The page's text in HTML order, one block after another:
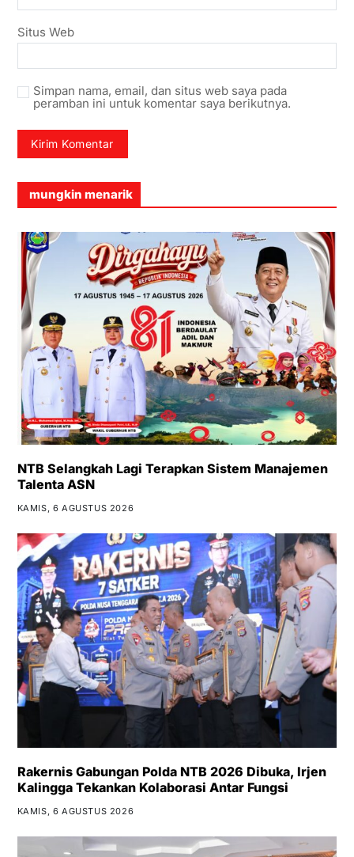
Situs Web
Simpan nama, email, dan situs web saya pada
peramban ini untuk komentar saya berikutnya.
mungkin menarik
NTB Selangkah Lagi Terapkan Sistem Manajemen
Talenta ASN
KAMIS, 6 AGUSTUS 2026
Rakernis Gabungan Polda NTB 2026 Dibuka, Irjen
Kalingga Tekankan Kolaborasi Antar Fungsi
KAMIS, 6 AGUSTUS 2026